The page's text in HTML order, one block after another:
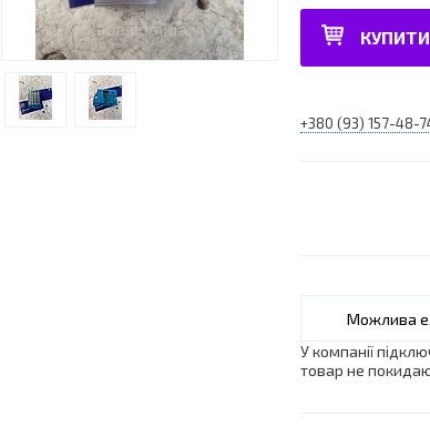
+380 (93) 157-48-
У компанії
товар не